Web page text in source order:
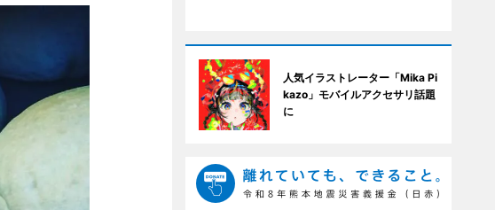
人気イラストレーター「Mika Pi
kazo」モバイルアクセサリ話題
に